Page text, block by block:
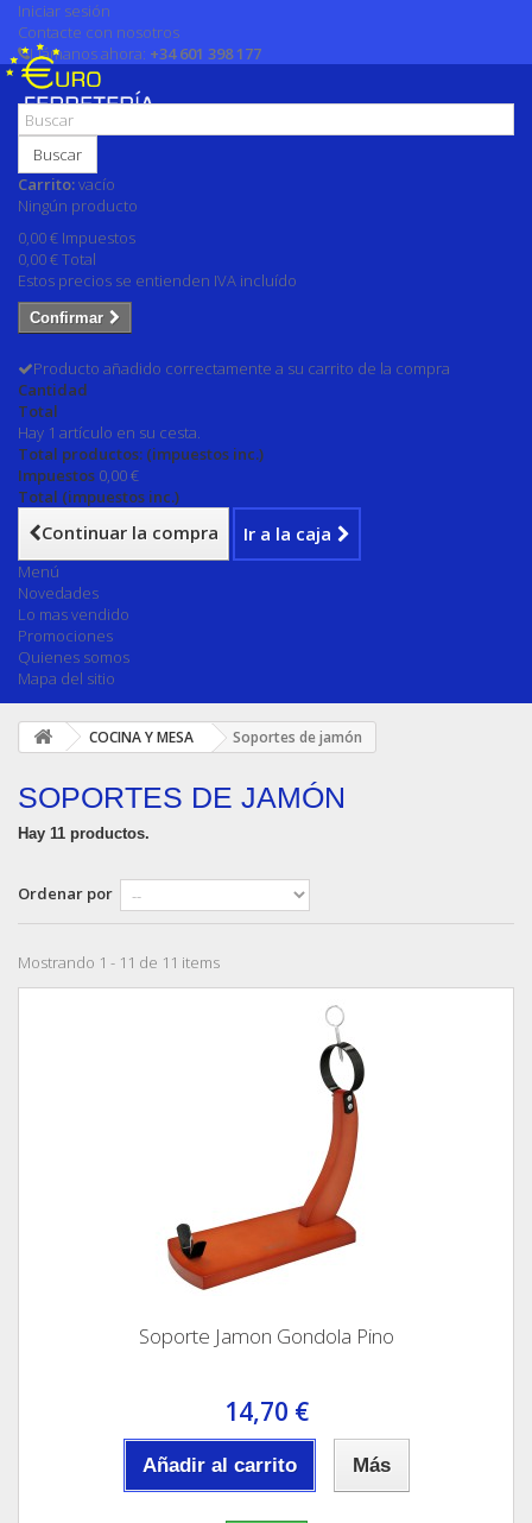
Iniciar sesión
Contacte con nosotros
Llámanos ahora: +34 601 398 177
Buscar
Carrito:vacío
Ningún producto
0,00 € Impuestos
0,00 €Total
Estos precios se entienden IVA incluído
Confirmar
Producto añadido correctamente a su carrito de la compra
Cantidad
Total
Hay 1 artículo en su cesta.
Total productos: (impuestos inc.)
Impuestos 0,00 €
Total (impuestos inc.)
Continuar la compra Ir a la caja
Menú
Novedades
Lo mas vendido
Promociones
Quienes somos
Mapa del sitio
COCINA Y MESA Soportes de jamón
SOPORTES DE JAMÓN
Hay 11 productos.
Ordenar por
Mostrando 1 - 11 de 11 items
Soporte Jamon Gondola Pino
14,70 €
Añadir al carrito Más